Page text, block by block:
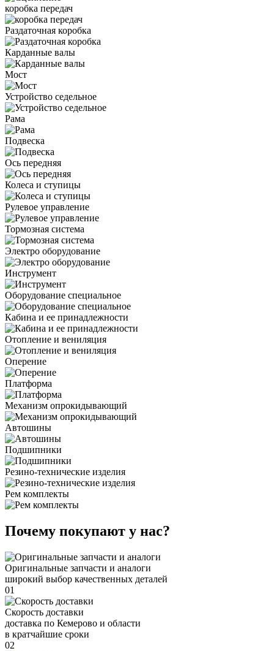
коробка передач
Раздаточная коробка
Карданные валы
Мост
Устройство седельное
Рама
Подвеска
Ось передняя
Колеса и ступицы
Рулевое управление
Тормозная система
Электро оборудование
Инструмент
Оборудование специальное
Кабина и ее принадлежности
Отопление и вениляция
Оперение
Платформа
Механизм опрокидывающий
Автошины
Подшипники
Резино-технические изделия
Рем комплекты
Почему покупают у нас?
Оригинальные запчасти и аналоги
широкий выбор качественных деталей
01
Скорость доставки
доставка по Кемерово и области
в кратчайшие сроки
02